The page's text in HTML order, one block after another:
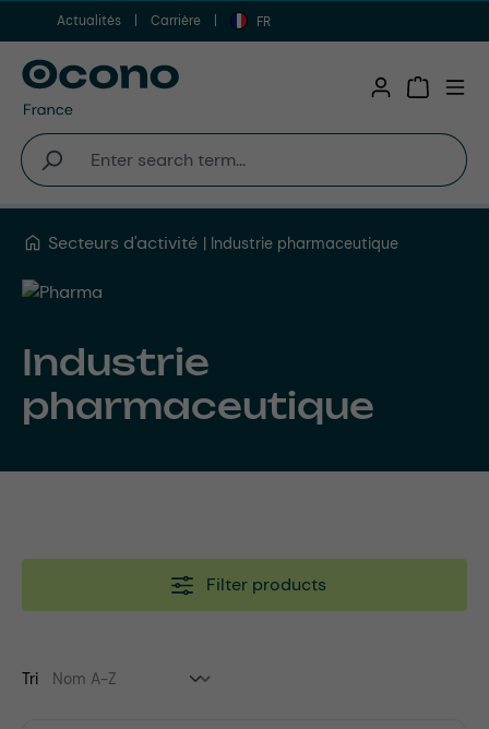
Aller au contenu principal
Actualités Carrière FR
Secteurs d'activité Industrie pharmaceutique
Industrie
pharmaceutique
Filter products
Tri